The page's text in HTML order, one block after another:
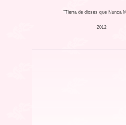
"Tierra de dioses que Nunca
2012